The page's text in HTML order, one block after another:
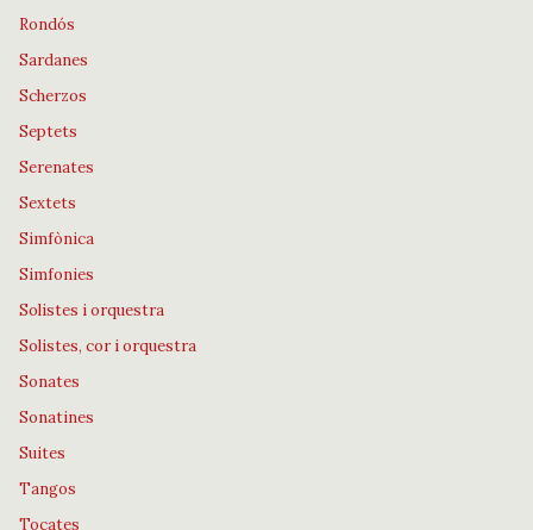
Rondós
Sardanes
Scherzos
Septets
Serenates
Sextets
Simfònica
Simfonies
Solistes i orquestra
Solistes, cor i orquestra
Sonates
Sonatines
Suites
Tangos
Tocates